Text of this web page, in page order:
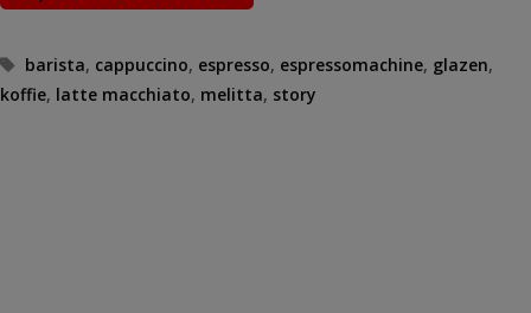
Tags
barista, cappuccino, espresso, espressomachine, glazen,
koffie, latte macchiato, melitta, story